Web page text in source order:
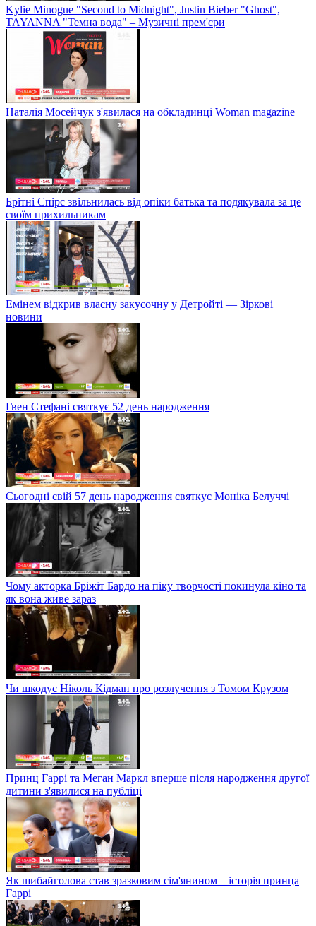
Kylie Minogue "Second to Midnight", Justin Bieber "Ghost",
TAYANNA "Темна вода" – Музичні прем'єри
Наталія Мосейчук з'явилася на обкладинці Woman magazine
Брітні Спірс звільнилась від опіки батька та подякувала за це
своїм прихильникам
Емінем відкрив власну закусочну у Детройті — Зіркові
новини
Гвен Стефані святкує 52 день народження
Сьогодні свій 57 день народження святкує Моніка Белуччі
Чому акторка Бріжіт Бардо на піку творчості покинула кіно та
як вона живе зараз
Чи шкодує Ніколь Кідман про розлучення з Томом Крузом
Принц Гаррі та Меган Маркл вперше після народження другої
дитини з'явилися на публіці
Як шибайголова став зразковим сім'янином – історія принца
Гаррі